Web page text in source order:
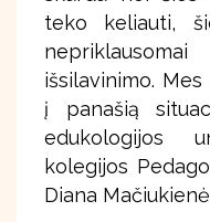
teko keliauti,
išsilavinimo.
į panašią
edukologijos
kolegijos
Diana